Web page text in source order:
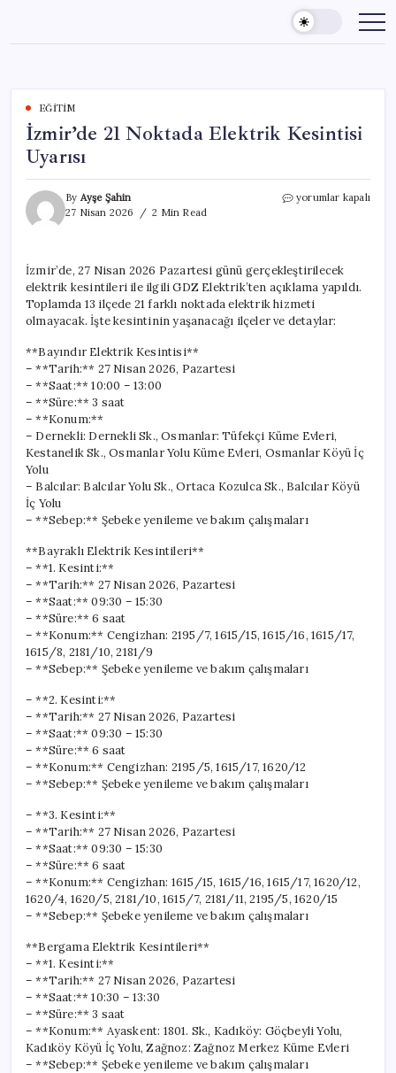
content
EĞITIM
İzmir’de 21 Noktada Elektrik Kesintisi
Uyarısı
By Ayşe Şahin
27 Nisan 2026
2 Min Read
İzmir’de
Uyarısı
için
yorumlar kapalı
İzmir’de, 27 Nisan 2026 Pazartesi günü gerçekleştirilecek
elektrik kesintileri ile ilgili GDZ Elektrik’ten açıklama yapıldı.
Toplamda 13 ilçede 21 farklı noktada elektrik hizmeti
olmayacak. İşte kesintinin yaşanacağı ilçeler ve detaylar:
**Bayındır Elektrik Kesintisi**
– **Tarih:** 27 Nisan 2026, Pazartesi
– **Saat:** 10:00 – 13:00
– **Süre:** 3 saat
– **Konum:**
– Dernekli: Dernekli Sk., Osmanlar: Tüfekçi Küme Evleri,
Kestanelik Sk., Osmanlar Yolu Küme Evleri, Osmanlar Köyü İç
Yolu
– Balcılar: Balcılar Yolu Sk., Ortaca Kozulca Sk., Balcılar Köyü
İç Yolu
– **Sebep:** Şebeke yenileme ve bakım çalışmaları
**Bayraklı Elektrik Kesintileri**
– **1. Kesinti:**
– **Tarih:** 27 Nisan 2026, Pazartesi
– **Saat:** 09:30 – 15:30
– **Süre:** 6 saat
– **Konum:** Cengizhan: 2195/7, 1615/15, 1615/16, 1615/17,
1615/8, 2181/10, 2181/9
– **Sebep:** Şebeke yenileme ve bakım çalışmaları
– **2. Kesinti:**
– **Tarih:** 27 Nisan 2026, Pazartesi
– **Saat:** 09:30 – 15:30
– **Süre:** 6 saat
– **Konum:** Cengizhan: 2195/5, 1615/17, 1620/12
– **Sebep:** Şebeke yenileme ve bakım çalışmaları
– **3. Kesinti:**
– **Tarih:** 27 Nisan 2026, Pazartesi
– **Saat:** 09:30 – 15:30
– **Süre:** 6 saat
– **Konum:** Cengizhan: 1615/15, 1615/16, 1615/17, 1620/12,
1620/4, 1620/5, 2181/10, 1615/7, 2181/11, 2195/5, 1620/15
– **Sebep:** Şebeke yenileme ve bakım çalışmaları
**Bergama Elektrik Kesintileri**
– **1. Kesinti:**
– **Tarih:** 27 Nisan 2026, Pazartesi
– **Saat:** 10:30 – 13:30
– **Süre:** 3 saat
– **Konum:** Ayaskent: 1801. Sk., Kadıköy: Göçbeyli Yolu,
Kadıköy Köyü İç Yolu, Zağnoz: Zağnoz Merkez Küme Evleri
– **Sebep:** Şebeke yenileme ve bakım çalışmaları